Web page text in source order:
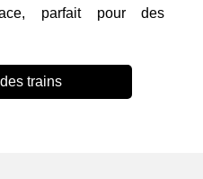
parfait pour des
trains